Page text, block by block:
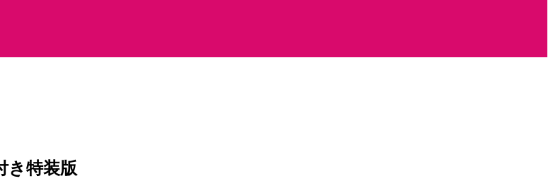
き特装版